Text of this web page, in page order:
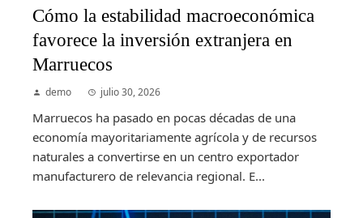
Cómo la estabilidad macroeconómica
favorece la inversión extranjera en
Marruecos
demo julio 30, 2026
Marruecos ha pasado en pocas décadas de una
economía mayoritariamente agrícola y de recursos
naturales a convertirse en un centro exportador
manufacturero de relevancia regional. E...